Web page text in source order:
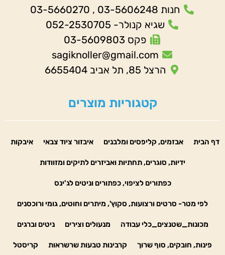
חנות 03-5606248 , 03-5660270
שגיא קנולר- 052-2530705
פקס 03-5609803
sagiknoller@gmail.com
הרצל 85, תל אביב 6655404
קטגוריות מוצרים
דף הבית אבזמים, קליפסים ומלבנים איבזור ציוד צבאי איבקות
ידיות, סוגרים, תחתיות ואביזרים לתיקים ומזוודות
כפתורים לציפוי, כפתורים וניטים לג'ינס
לפי מטר- סרטים ורצועות, סקוץ', מיתרים וחוטים, גומי ורוכסנים
מכונות_שטנצים_כלי עבודה מנעולים וצירים ניטים וברגים
פינות, חובקים, סוף שרוך קרבינות טבעות שרשראות קריסטל